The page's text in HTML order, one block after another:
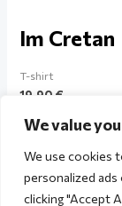
We value
We use cookies
personalized
clicking "Accept
Im Cretan
T-shirt
19,90€